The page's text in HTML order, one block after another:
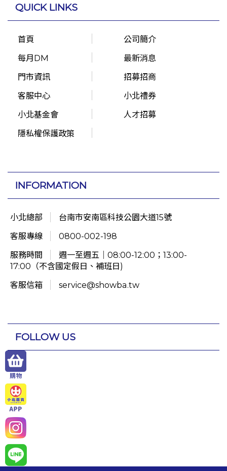
QUICK LINKS
首頁
公司簡介
每月DM
最新消息
門市資訊
招募招商
客服中心
小北禮券
小北基金會
人才招募
隱私權保護政策
INFORMATION
小北總部
台南市安南區科技公園大道15號
客服專線
0800-002-198
服務時間
週一至週五｜08:00-12:00；13:00-
17:00（不含國定假日、補班日)
客服信箱
service@showba.tw
FOLLOW US